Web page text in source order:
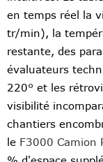
en temps réel la
tr/min), la
restante, des
évaluateurs
220° et les
visibilité
chantiers
le F3000 Camion